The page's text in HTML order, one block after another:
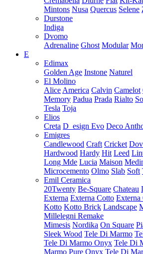
Mintons Nusa Quercus Selene
Durstone
Indiga
Dvomo
Adrenaline Ghost Modular
E
Edimax
Golden Age Instone Naturel
El Molino
Alice America Calvin Camelot
Memory Padua Prada Rialto
Tesla Toja
Elios
Creta D_esign Evo Deco
Emigres
Candlewood Craft Cricket
Hardwood Hardy Hit Leed
Long Mde Lucia Maison
Microcemento Olmo Slab Soft
Emil Ceramica
20Twenty Be-Square Chateau
Externa Externa Cotto Externa
Kotto Kotto Brick Landscape
Millelegni Remake
Mimesis Nordika On Square
Sleek Wood Tele Di Marmo
Tele Di Marmo Onyx Tele Di
Marmo Pure Onyx Tele Di